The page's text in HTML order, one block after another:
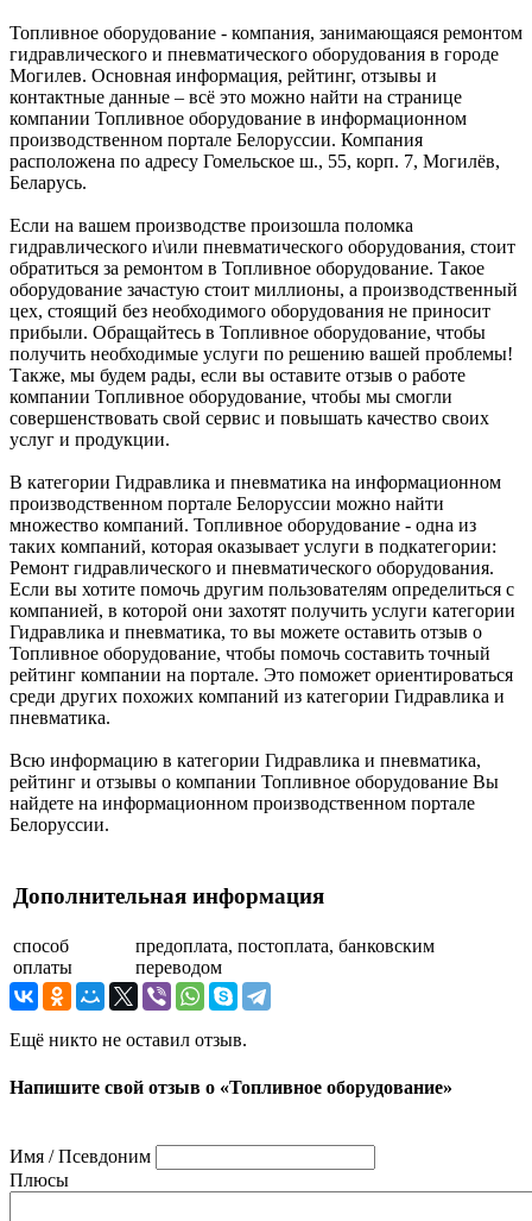
Топливное оборудование - компания, занимающаяся ремонтом
гидравлического и пневматического оборудования в городе
Могилев. Основная информация, рейтинг, отзывы и
контактные данные – всё это можно найти на странице
компании Топливное оборудование в информационном
производственном портале Белоруссии. Компания
расположена по адресу Гомельское ш., 55, корп. 7, Могилёв,
Беларусь.
Если на вашем производстве произошла поломка
гидравлического и\или пневматического оборудования, стоит
обратиться за ремонтом в Топливное оборудование. Такое
оборудование зачастую стоит миллионы, а производственный
цех, стоящий без необходимого оборудования не приносит
прибыли. Обращайтесь в Топливное оборудование, чтобы
получить необходимые услуги по решению вашей проблемы!
Также, мы будем рады, если вы оставите отзыв о работе
компании Топливное оборудование, чтобы мы смогли
совершенствовать свой сервис и повышать качество своих
услуг и продукции.
В категории Гидравлика и пневматика на информационном
производственном портале Белоруссии можно найти
множество компаний. Топливное оборудование - одна из
таких компаний, которая оказывает услуги в подкатегории:
Ремонт гидравлического и пневматического оборудования.
Если вы хотите помочь другим пользователям определиться с
компанией, в которой они захотят получить услуги категории
Гидравлика и пневматика, то вы можете оставить отзыв о
Топливное оборудование, чтобы помочь составить точный
рейтинг компании на портале. Это поможет ориентироваться
среди других похожих компаний из категории Гидравлика и
пневматика.
Всю информацию в категории Гидравлика и пневматика,
рейтинг и отзывы о компании Топливное оборудование Вы
найдете на информационном производственном портале
Белоруссии.
Дополнительная информация
способ
оплаты
предоплата, постоплата, банковским
переводом
Ещё никто не оставил отзыв.
Напишите свой отзыв о «Топливное оборудование»
Имя / Псевдоним
Плюсы